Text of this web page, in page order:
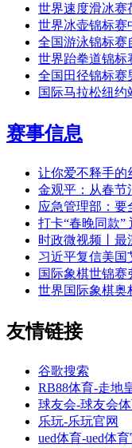
世界速度滑冰赛
世界冰壶锦标赛
全国游泳锦标赛
世界跆拳道锦标
全国田径锦标赛
国际马拉松纽约
赛事信息
让你爱不释手的
金观平：从春节
应急管理部：要
打卡“春晚同款”
时政微视频丨最
习近平复信美国
国际象棋世锦赛
世界国际象棋奥
友情链接
谷歌搜索
RB88体育-走地
球友会-球友会
乐玩-乐玩官网
ued体育-ued体育